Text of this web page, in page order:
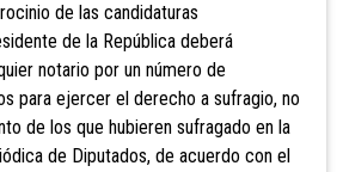
de las candidaturas
de la República deberá
notario por un número de
para ejercer el derecho a sufragio, no
de los que hubieren sufragado en la
de Diputados, de acuerdo con el